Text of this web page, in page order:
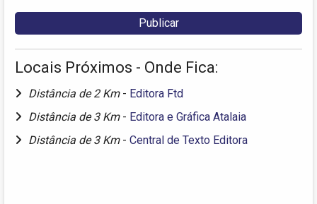
Locais Próximos - Onde Fica:
Distância de 2 Km - Editora Ftd
Distância de 3 Km - Editora e Gráfica Atalaia
Distância de 3 Km - Central de Texto Editora